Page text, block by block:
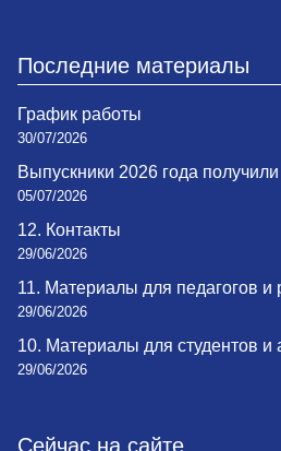
Последние материалы
График работы
30/07/2026
Выпускники 2026 года
05/07/2026
12. Контакты
29/06/2026
11. Материалы для педагогов и
29/06/2026
10. Материалы для студентов и
29/06/2026
Сейчас на сайте